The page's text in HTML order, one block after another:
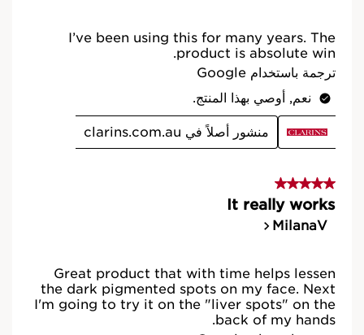
الخصائص الطبيعية
بالخصائص الطبيعية والفاعلية.
التصميم البيئي